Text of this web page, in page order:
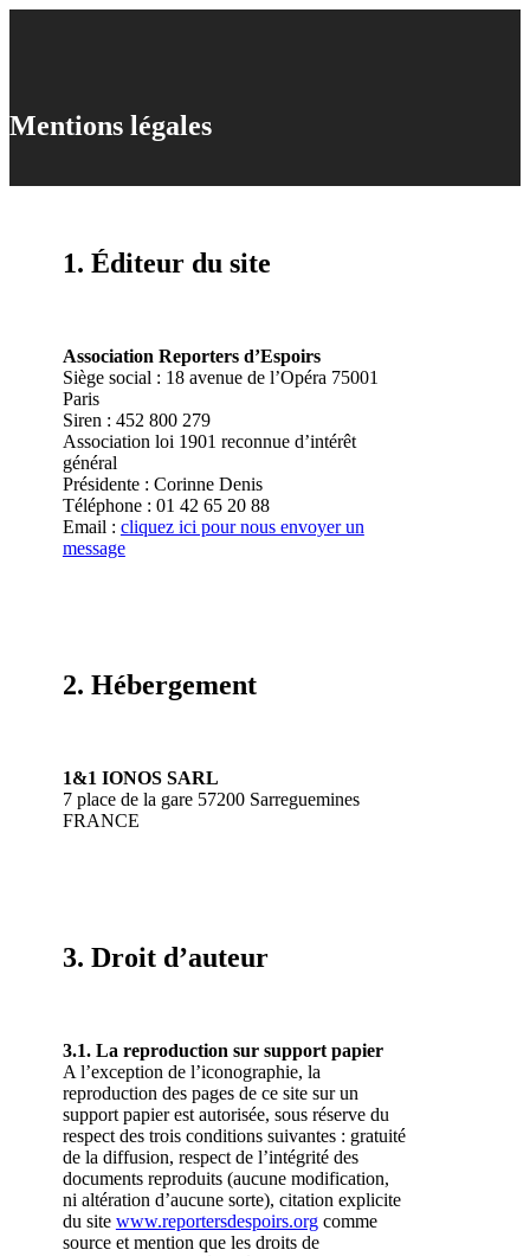
Mentions légales
1. Éditeur du site
Association Reporters d’Espoirs
Siège social : 18 avenue de l’Opéra 75001
Paris
Siren : 452 800 279
Association loi 1901 reconnue d’intérêt
général
Présidente : Corinne Denis
Téléphone : 01 42 65 20 88
Email : cliquez ici pour nous envoyer un
message
2. Hébergement
1&1 IONOS SARL
7 place de la gare 57200 Sarreguemines
FRANCE
3. Droit d’auteur
3.1. La reproduction sur support papier
A l’exception de l’iconographie, la
reproduction des pages de ce site sur un
support papier est autorisée, sous réserve du
respect des trois conditions suivantes : gratuité
de la diffusion, respect de l’intégrité des
documents reproduits (aucune modification,
ni altération d’aucune sorte), citation explicite
du site www.reportersdespoirs.orgcomme
source et mention que les droits de